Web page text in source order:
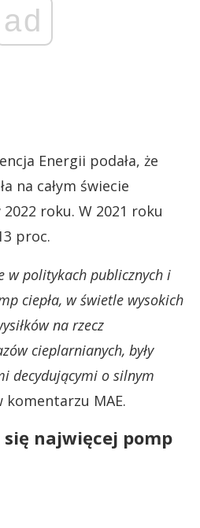
ad
Energii podała, że
na całym świecie
roku. W 2021 roku
proc.
w politykach publicznych i
ciepła, w świetle wysokich
na rzecz
cieplarnianych, były
decydującymi o silnym
komentarzu MAE.
się najwięcej pomp